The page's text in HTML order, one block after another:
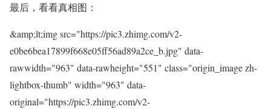
最后，看看真相图：
&amp;lt;img src="https://pic3.zhimg.com/v2-
e0be6bea17899f668e05ff56ad89a2ce_b.jpg" data-
rawwidth="963" data-rawheight="551" class="origin_image zh-
lightbox-thumb" width="963" data-
original="https://pic3.zhimg.com/v2-